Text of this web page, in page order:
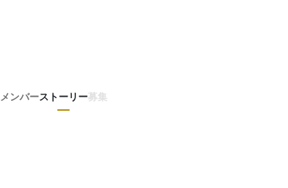
メンバーストーリー募集